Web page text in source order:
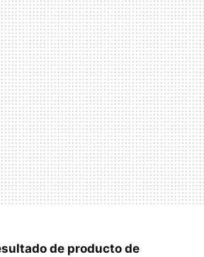
de producto de